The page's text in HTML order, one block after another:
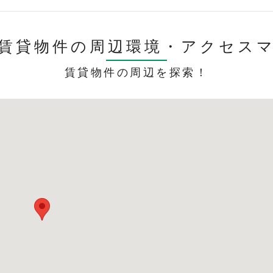
貸物件の周辺環境・ アクセス
賃貸物件の周辺を探索！